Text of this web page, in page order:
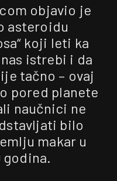
objavio je
asteroidu
koji leti ka
istrebi i da
tačno – ovaj
pored planete
naučnici ne
bilo
makar u
godina.